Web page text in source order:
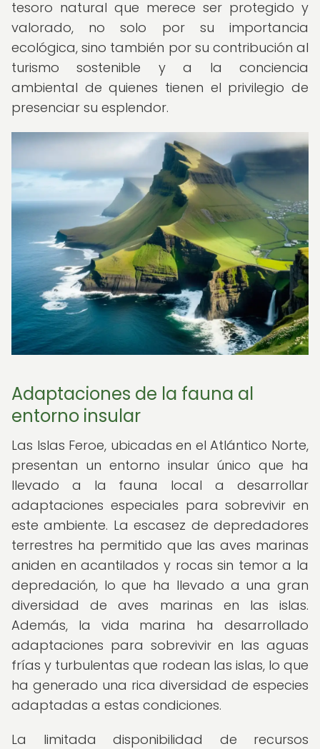
tesoro natural que merece ser protegido y
valorado, no solo por su importancia
ecológica, sino también por su contribución al
turismo sostenible y a la conciencia
ambiental de quienes tienen el privilegio de
presenciar su esplendor.
Adaptaciones de la fauna al
entorno insular
Las Islas Feroe, ubicadas en el Atlántico Norte,
presentan un entorno insular único que ha
llevado a la fauna local a desarrollar
adaptaciones especiales para sobrevivir en
este ambiente. La escasez de depredadores
terrestres ha permitido que las aves marinas
aniden en acantilados y rocas sin temor a la
depredación, lo que ha llevado a una gran
diversidad de aves marinas en las islas.
Además, la vida marina ha desarrollado
adaptaciones para sobrevivir en las aguas
frías y turbulentas que rodean las islas, lo que
ha generado una rica diversidad de especies
adaptadas a estas condiciones.
La limitada disponibilidad de recursos